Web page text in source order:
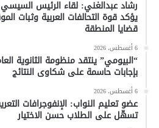
رشاد عبدالغني: لقاء الرئيس
يؤكد قوة التحالفات العربية وثبات
قضايا المنطقة
6 أغسطس، 2026
“البيومي” ينتقد منظومة الثانوية
بإجابات حاسمة على شكاوى النتائج
6 أغسطس، 2026
عضو تعليم النواب: الإنفوجرافات
تسهّل على الطلاب حسن الاختيار